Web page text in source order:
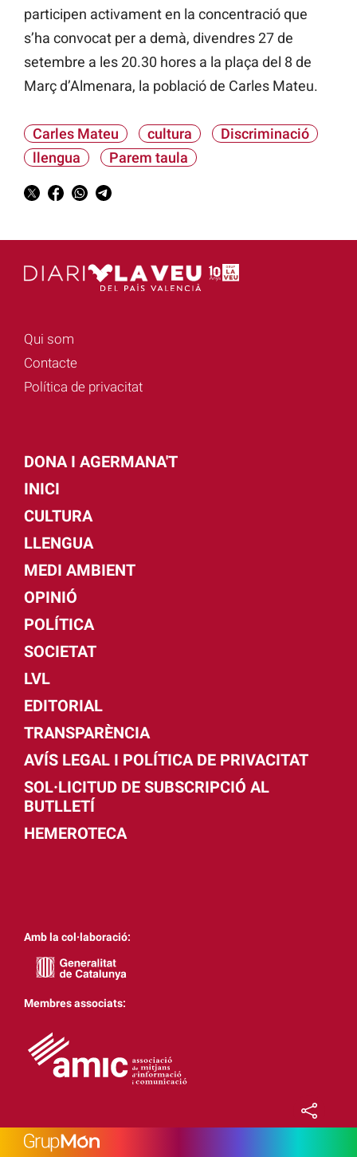
participen activament en la concentració que
s’ha convocat per a demà, divendres 27 de
setembre a les 20.30 hores a la plaça del 8 de
Març d’Almenara, la població de Carles Mateu.
Carles Mateu cultura
Discriminació
llengua
Parem taula
Qui som
Contacte
Política de privacitat
DONA I AGERMANA'T
INICI
CULTURA
LLENGUA
MEDI AMBIENT
OPINIÓ
POLÍTICA
SOCIETAT
LVL
EDITORIAL
TRANSPARÈNCIA
AVÍS LEGAL I POLÍTICA DE PRIVACITAT
SOL·LICITUD DE SUBSCRIPCIÓ AL
BUTLLETÍ
HEMEROTECA
Amb la col·laboració:
Membres associats: